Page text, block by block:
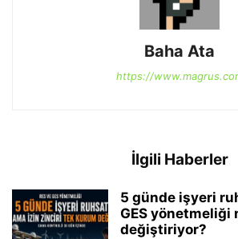
Baha Ata
https://
İlgili Haberler
5 günde işyeri
GES yönetmeliği
değiştiriyor?